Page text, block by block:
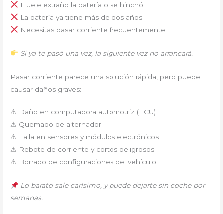
Huele extraño la batería o se hinchó
La batería ya tiene más de dos años
Necesitas pasar corriente frecuentemente
Si ya te pasó una vez, la siguiente vez no arrancará.
Pasar corriente parece una solución rápida, pero puede
causar daños graves:
⚠ Daño en computadora automotriz (ECU)
⚠ Quemado de alternador
⚠ Falla en sensores y módulos electrónicos
⚠ Rebote de corriente y cortos peligrosos
⚠ Borrado de configuraciones del vehículo
Lo barato sale carísimo, y puede dejarte sin coche por
semanas.